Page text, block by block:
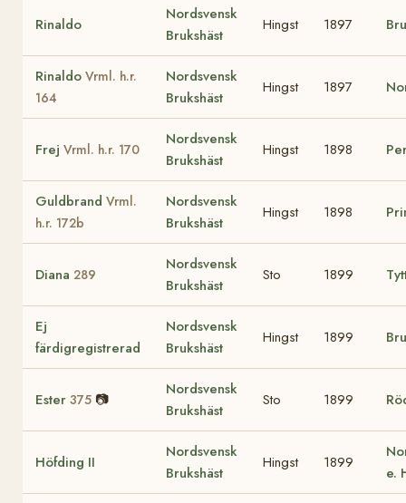
Rinaldo
Nordsvensk
Brukshäst
Hingst 1897
Rinaldo Vrml. h.r.
164
Nordsvensk
Brukshäst
Hingst 1897
Frej Vrml. h.r. 170
Nordsvensk
Brukshäst
Hingst 1898
Guldbrand Vrml.
h.r. 172b
Nordsvensk
Brukshäst
Hingst 1898
Diana 289
Nordsvensk
Brukshäst
Sto 1899
Ej
färdigregistrerad
Nordsvensk
Brukshäst
Hingst 1899
Ester 375 📷
Nordsvensk
Brukshäst
Sto 1899
Höfding II
Nordsvensk
Brukshäst
Hingst 1899
e.